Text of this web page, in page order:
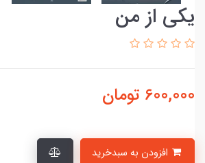
یکی از من
600,000 تومان